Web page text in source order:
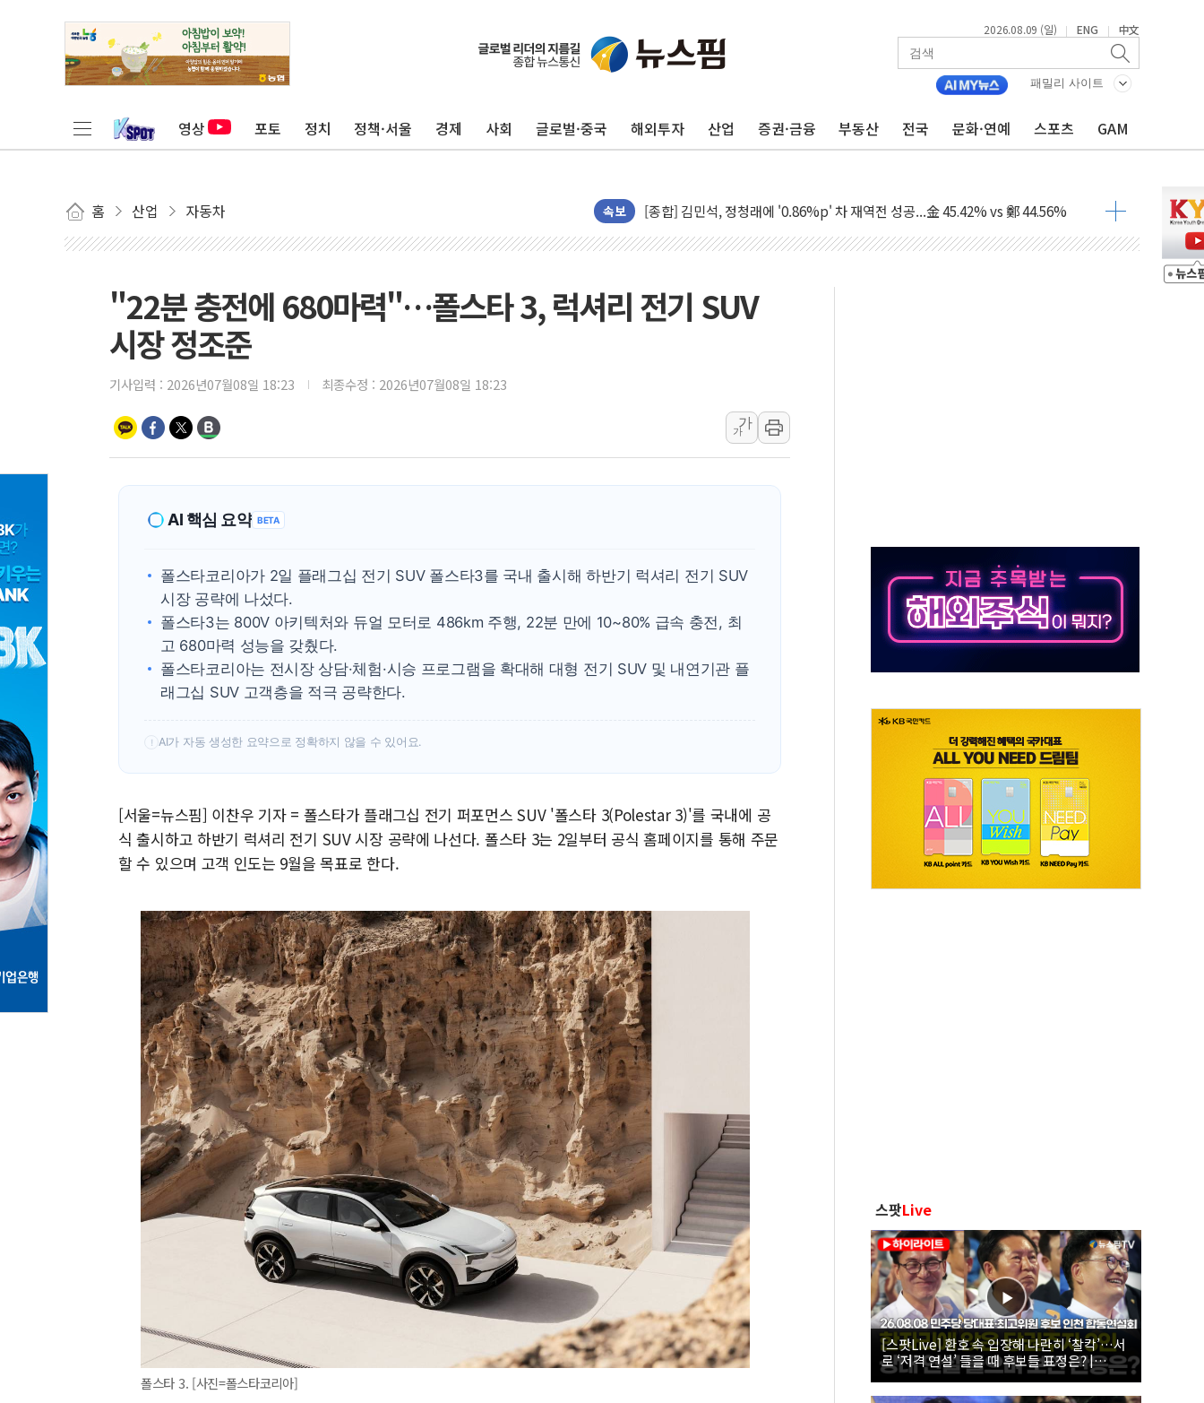
2026.08.09 (일) | ENG | 中文
패밀리 사이트
영상 포토 정치 정책·서울 경제 사회 글로벌·중국 해외투자 산업 증권·금융 부동산 전국 문화·연예 스포츠 GAM
홈 산업 자동차 속보
포항시 재난예산 40억 긴급 투입…고수온 양식장 복구·지원 '총력'
울진·영덕 '호우특보'-포항 '산사태 주의보'...경북도, 호우 피해·통제구간 없어
인천 합동연설회 나선 송영길·정청래·김민석 당대표 후보
김민석, 2주차 제주·인천 경선서 정청래에 승리...47.75% vs 42.08%
[속보] 민주, 제주·인천 경선 결과 발표...김민석 47.75% 정청래 42.08%
[속보] 민주, 인천 경선 결과 발표...김민석 45.09% 정청래 43.27% 송영길 11.63%
강릉·동해·삼척 시간당 최대 50㎜ 폭우…강원 동해안 강한 비 이어져
폐기물 수거하다 참변…60대 환경미화원 수거차에 치여 사망
추미애, '위안부' 피해자 기림의 날 참석..."국제적 시민 연대로 목소리 내야"
인천 선재도 갯벌서 해루질 중 실종 60대 나흘만에 숨진 채 발견
인천서 말다툼 중 어머니 흉기 살해 10대 아들 체포
'화합' 꺼낸 김민석에 '뻔뻔' 받아친 정청래…제주 연설서 신경전 고조
"22분 충전에 680마력"…폴스타 3, 럭셔리 전기 SUV
시장 정조준
기사입력 : 2026년07월08일 18:23 최종수정 : 2026년07월08일 18:23
가
가
AI 핵심 요약 BETA
폴스타코리아가 2일 플래그십 전기 SUV 폴스타3를 국내 출시해 하반기 럭셔리 전기 SUV
시장 공략에 나섰다.
폴스타3는 800V 아키텍처와 듀얼 모터로 486km 주행, 22분 만에 10~80% 급속 충전, 최
고 680마력 성능을 갖췄다.
폴스타코리아는 전시장 상담·체험·시승 프로그램을 확대해 대형 전기 SUV 및 내연기관 플
래그십 SUV 고객층을 적극 공략한다.
! AI가 자동 생성한 요약으로 정확하지 않을 수 있어요.
[서울=뉴스핌] 이찬우 기자 = 폴스타가 플래그십 전기 퍼포먼스 SUV '폴스타 3(Polestar 3)'를 국내에 공
식 출시하고 하반기 럭셔리 전기 SUV 시장 공략에 나선다. 폴스타 3는 2일부터 공식 홈페이지를 통해 주문
할 수 있으며 고객 인도는 9월을 목표로 한다.
폴스타 3. [사진=폴스타코리아]
스팟Live
[스팟Live] 환호 속 입장해 나란히 ‘찰칵’…서
로 ‘저격 연설’ 들을 때 후보들 표정은? |
26.08.08 더불어민주당 당대표·최고위원 후
보 인천 합동연설회